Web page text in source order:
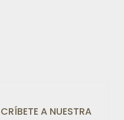
A NUESTRA